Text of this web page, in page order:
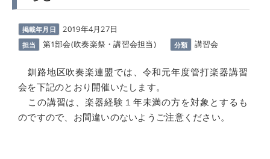
掲載年月日 2019年4月27日
担当 第1部会(吹奏楽祭・講習会担当) 分類 講習会
釧路地区吹奏楽連盟では、令和元年度管打楽器講習
会を下記のとおり開催いたします。
この講習は、楽器経験１年未満の方を対象とするも
のですので、お間違いのないようご注意ください。